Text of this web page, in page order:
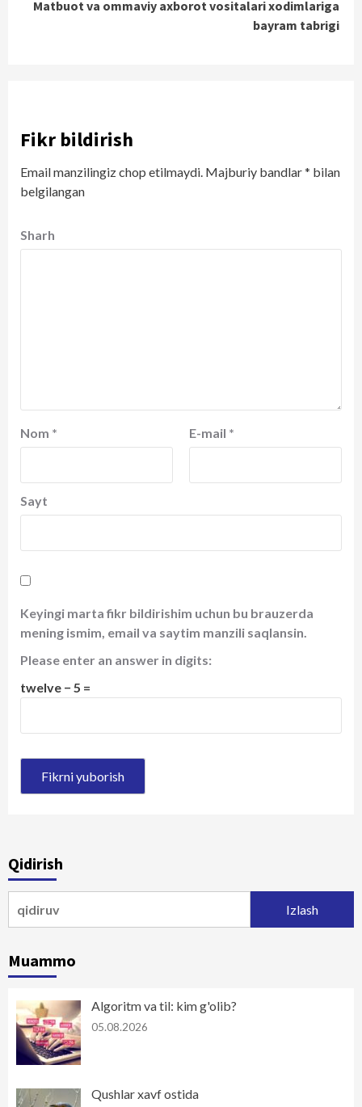
Matbuot va ommaviy axborot vositalari xodimlariga
bayram tabrigi
Fikr bildirish
Email manzilingiz chop etilmaydi. Majburiy bandlar* bilan
belgilangan
Sharh
Nom * E-mail *
Sayt
Keyingi marta fikr bildirishim uchun bu brauzerda
mening ismim, email va saytim manzili saqlansin.
Please enter an answer in digits:
twelve − 5 =
Qidirish
Muammo
Algoritm va til: kim g'olib?
05.08.2026
Qushlar xavf ostida